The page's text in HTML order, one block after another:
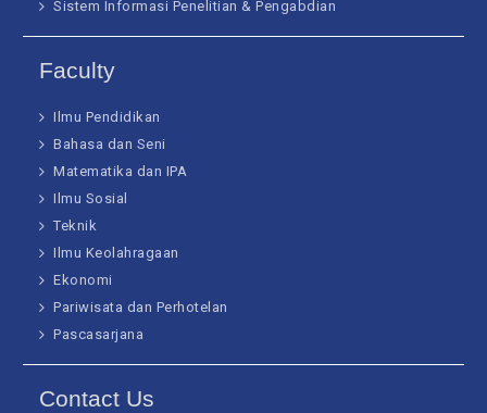
Sistem Informasi Penelitian & Pengabdian
Faculty
Ilmu Pendidikan
Bahasa dan Seni
Matematika dan IPA
Ilmu Sosial
Teknik
Ilmu Keolahragaan
Ekonomi
Pariwisata dan Perhotelan
Pascasarjana
Contact Us